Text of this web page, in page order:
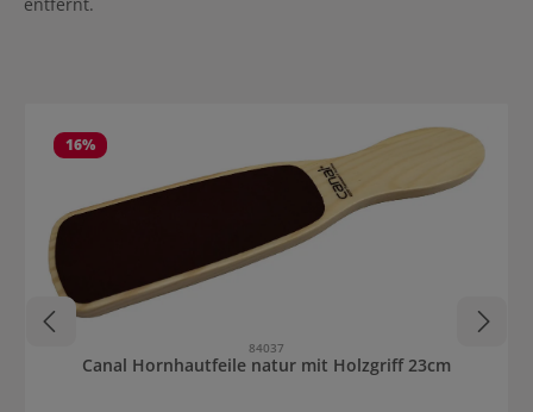
entfernt.
16%
84037
Canal Hornhautfeile natur mit Holzgriff 23cm